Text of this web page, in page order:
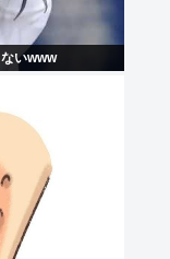
いwww